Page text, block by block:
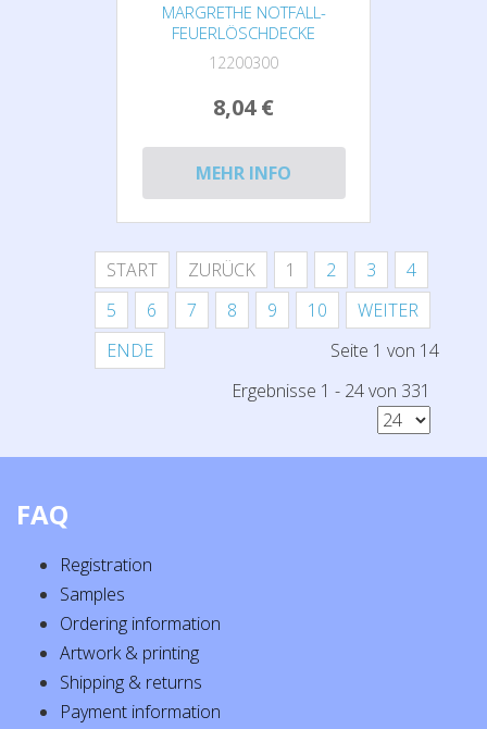
MARGRETHE NOTFALL-
FEUERLÖSCHDECKE
12200300
8,04 €
MEHR INFO
START ZURÜCK 1 2 3
4
5
6 7 8 9 10
WEITER
ENDE
Seite 1 von 14
Ergebnisse 1 - 24 von 331
FAQ
Registration
Samples
Ordering information
Artwork & printing
Shipping & returns
Payment information